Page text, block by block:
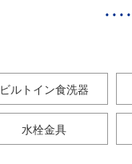
ビルトイン食洗器
水栓金具